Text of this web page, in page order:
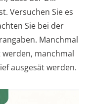
Versuchen Sie es
Sie bei der
Manchmal
manchmal
ausgesät werden.